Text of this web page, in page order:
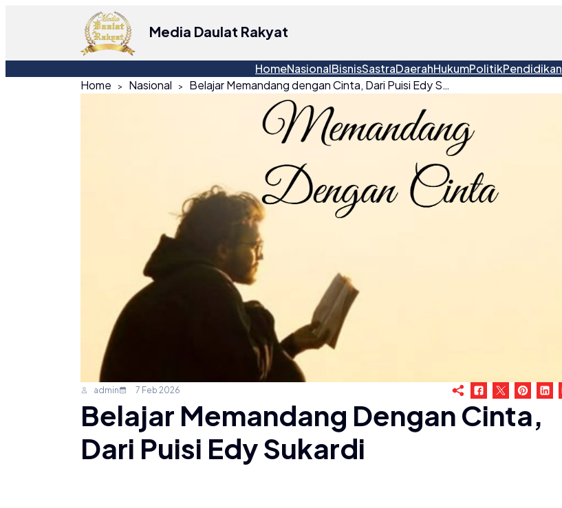
Media Daulat Rakyat
HomeNasionalBisnisSastraDaerahHukumPolitikPendidikan
Home
Nasional Belajar Memandang dengan Cinta, Dari Puisi Edy Sukardi
admin 7 Feb 2026
Belajar Memandang Dengan Cinta,
Dari Puisi Edy Sukardi